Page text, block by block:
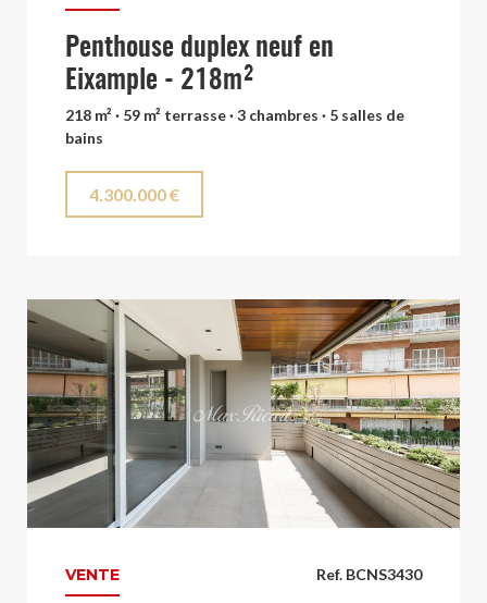
Penthouse duplex neuf en
Eixample - 218m²
218 m² · 59 m² terrasse · 3 chambres · 5 salles de
bains
4.300.000 €
Ref. BCNS3430
VENTE